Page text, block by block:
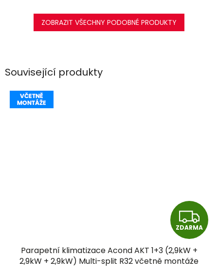
Související produkty
Z
D
ZDARMA
Parapetní klimatizace Acond AKT 1+3 (2,9kW +
2,9kW + 2,9kW) Multi-split R32 včetně montáže
ZOBRAZIT VŠECHNY PODOBNÉ PRODUKTY